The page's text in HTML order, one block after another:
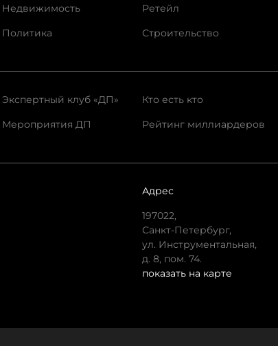
Недвижимость
Политика
Ретейл
Строительство
Экспертный клуб «ДП»
Мероприятия ДП
Кто есть кто
Рейтинг миллиардеров
Адрес
197022,
Санкт-Петербург,
ул. Инструментальная,
д. 8, пом. 74.
показать на карте